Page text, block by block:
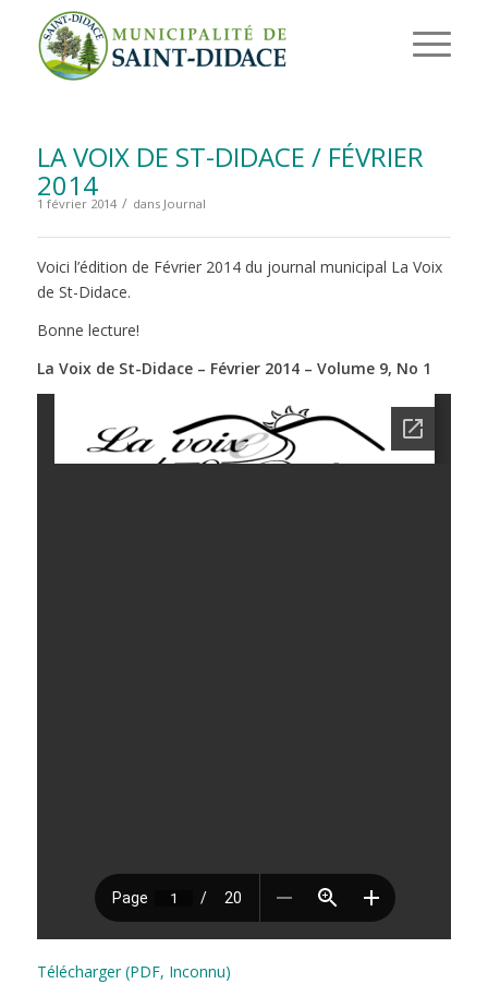
LA VOIX DE ST-DIDACE / FÉVRIER
2014
1 février 2014 / dans Journal
Voici l’édition de Février 2014 du journal municipal La Voix
de St-Didace.
Bonne lecture!
La Voix de St-Didace – Février 2014 – Volume 9, No 1
Télécharger (PDF, Inconnu)